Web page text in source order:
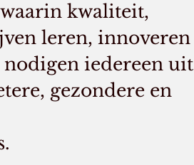
kwaliteit,
leren, innoveren
nodigen iedereen uit
gezondere en